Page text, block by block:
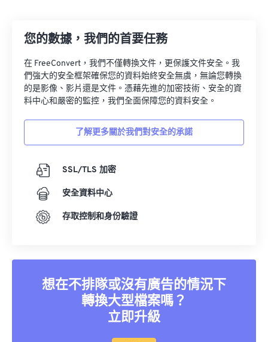
您的數據，我們的首要任務
在 FreeConvert，我們不僅轉換文件，更保護文件安全。我
們強大的安全框架確保您的資料始終安全無虞，無論您轉換
的是影像、影片還是文件。憑藉先進的加密技術、安全的資
料中心和嚴密的監控，我們全面保障您的資料安全。
了解更多關於我們對安全的承諾
SSL/TLS 加密
安全資料中心
存取控制和身份驗證
想在不排隊或沒有廣告的情況下
轉換大型檔案嗎？
立即升級